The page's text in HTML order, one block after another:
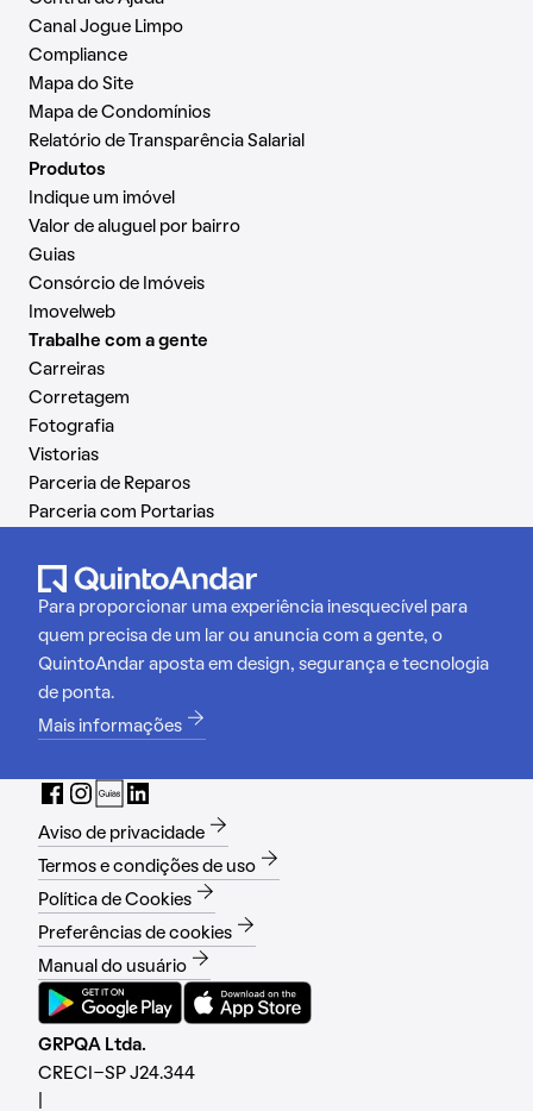
Canal Jogue Limpo
Compliance
Mapa do Site
Mapa de Condomínios
Relatório de Transparência Salarial
Produtos
Indique um imóvel
Valor de aluguel por bairro
Guias
Consórcio de Imóveis
Imovelweb
Trabalhe com a gente
Carreiras
Corretagem
Fotografia
Vistorias
Parceria de Reparos
Parceria com Portarias
Para proporcionar uma experiência inesquecível para
quem precisa de um lar ou anuncia com a gente, o
QuintoAndar aposta em design, segurança e tecnologia
de ponta.
Mais informações
Aviso de privacidade
Termos e condições de uso
Política de Cookies
Preferências de cookies
Manual do usuário
GRPQA Ltda.
CRECI-SP J24.344